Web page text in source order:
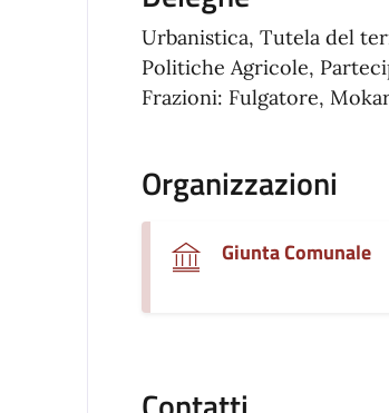
Urbanistica, Tutela del
Politiche Agricole,
Frazioni: Fulgatore,
Organizzazioni
Giunta Comunale